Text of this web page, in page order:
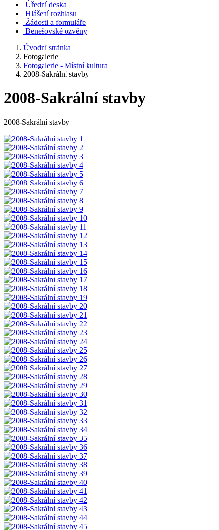
Úřední deska
Hlášení rozhlasu
Žádosti a formuláře
Benešovské ozvěny
Úvodní stránka
Fotogalerie
Fotogalerie - Místní kultura
2008-Sakrální stavby
2008-Sakrální stavby
2008-Sakrální stavby